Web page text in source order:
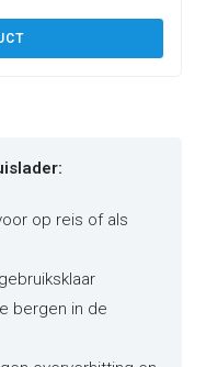
op reis of als
bergen in de